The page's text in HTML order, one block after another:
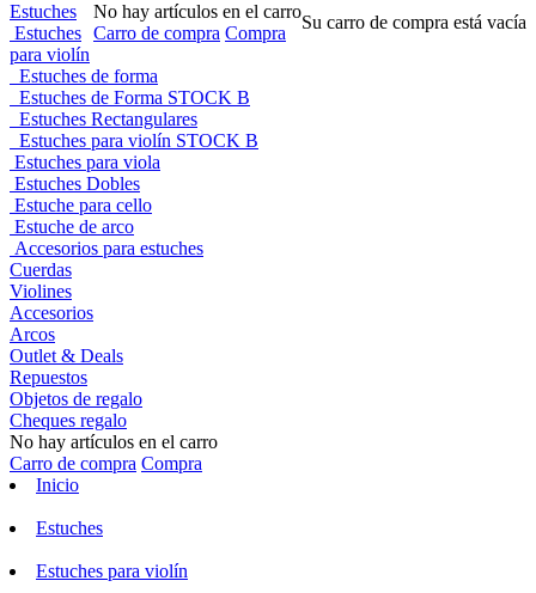
No hay artículos en el carro
Carro de compra Compra
Su carro de compra está vacía
Estuches
Estuches
para violín
Estuches de forma
Estuches de Forma STOCK B
Estuches Rectangulares
Estuches para violín STOCK B
Estuches para viola
Estuches Dobles
Estuche para cello
Estuche de arco
Accesorios para estuches
Cuerdas
Violines
Accesorios
Arcos
Outlet & Deals
Repuestos
Objetos de regalo
Cheques regalo
No hay artículos en el carro
Carro de compra Compra
Inicio
Estuches
Estuches para violín